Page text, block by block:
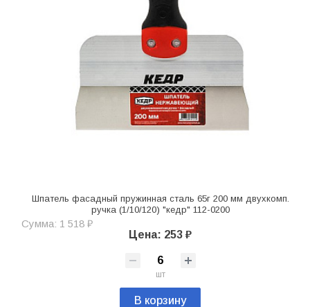
Шпатель фасадный пружинная сталь 65г 200 мм двухкомп.
ручка (1/10/120) "кедр" 112-0200
Сумма: 1 518 ₽
Цена: 253 ₽
шт
В корзину